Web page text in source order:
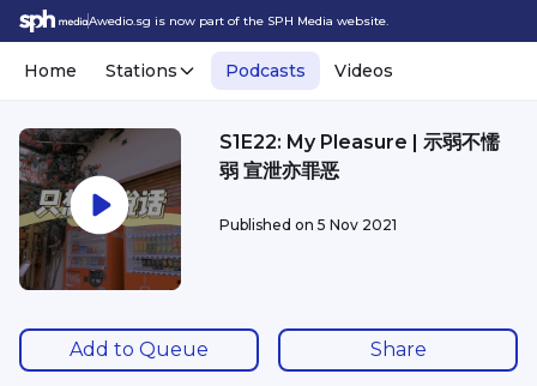
Awedio.sg is now part of the SPH Media website.
Home Stations Podcasts Videos
S1E22: My Pleasure | 示弱不懦
弱 宣泄亦罪恶
Published on 5 Nov 2021
Add to Queue Share